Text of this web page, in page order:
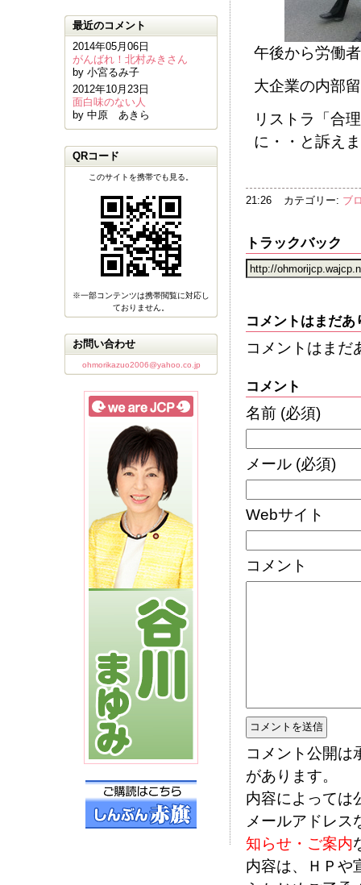
午後から労働
大企業の内部
リストラ「合
に・・と訴え
21:26 カテゴリー: ブ
トラックバック
コメントはまだあ
コメントはまだ
コメント
名前 (必須)
メール (必須)
Webサイト
コメント
コメント公開は
があります。
内容によっては
メールアドレス
知らせ・ご案内
内容は、ＨＰや
最近のコメント
2014年05月06日
がんばれ！北村みきさん
by 小宮るみ子
2012年10月23日
面白味のない人
by 中原 あきら
QRコード
このサイトを携帯でも見る。
※一部コンテンツは携帯閲覧に対応し
ておりません。
お問い合わせ
ohmorikazuo2006@yahoo.co.jp